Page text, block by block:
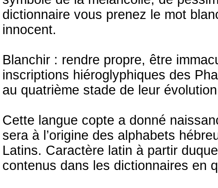
dictionnaire vous prenez le mot
innocent.
Blanchir : rendre propre, être
inscriptions hiéroglyphiques des
au quatrième stade de leur
Cette langue copte a donné
sera à l’origine des alphabets
Latins. Caractère latin à partir
contenus dans les dictionnaires en